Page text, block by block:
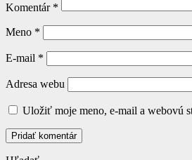
Komentár *
Meno *
E-mail *
Adresa webu
Uložiť moje meno, e-mail a webovú